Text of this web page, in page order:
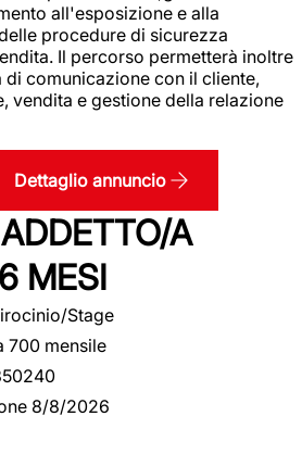
all'esposizione e alla
procedure di sicurezza
Il percorso permetterà inoltre
comunicazione con il cliente,
vendita e gestione della relazione
Dettaglio annuncio
A
MESI
Stage
700 mensile
8/8/2026